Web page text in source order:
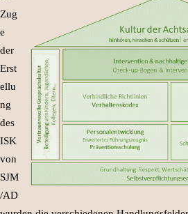
Zug
e
der
Erst
ellu
ng
des
ISK
von
SJM
/AD